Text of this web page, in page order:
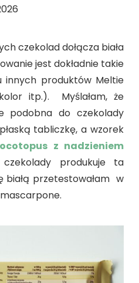
czekolad dołącza biała
jest dokładnie takie
innych produktów Meltie
itp.). Myślałam, że
podobna do czekolady
tabliczkę, a wzorek
z nadzieniem
produkuje ta
białą przetestowałam w